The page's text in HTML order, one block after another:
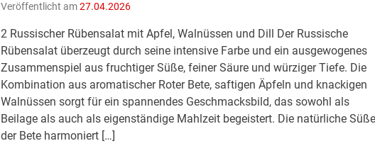
Veröffentlicht am27.04.2026
2 Russischer Rübensalat mit Apfel, Walnüssen und Dill Der Russische
Rübensalat überzeugt durch seine intensive Farbe und ein ausgewogenes
Zusammenspiel aus fruchtiger Süße, feiner Säure und würziger Tiefe. Die
Kombination aus aromatischer Roter Bete, saftigen Äpfeln und knackigen
Walnüssen sorgt für ein spannendes Geschmacksbild, das sowohl als
Beilage als auch als eigenständige Mahlzeit begeistert. Die natürliche Süße
der Bete harmoniert […]